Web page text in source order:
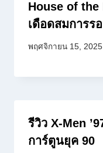
House of the
เดือดสมการร
พฤศจิกายน 15, 2025
รีวิว X-Men
การ์ตูนยุค 90